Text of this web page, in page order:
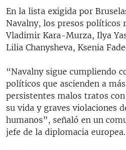
En la lista exigida por
Navalny, los presos políticos
Vladimir Kara-Murza, Ilya
Lilia Chanysheva, Ksenia
“Navalny sigue cumpliendo
políticos que ascienden a
persistentes malos tratos
su vida y graves violaciones
humanos”, señaló en un
jefe de la diplomacia europea.